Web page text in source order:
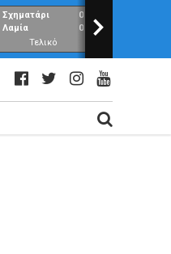
Σχηματάρι
Λαμία
0
0
Τελικό
αποτέλεσμα
>